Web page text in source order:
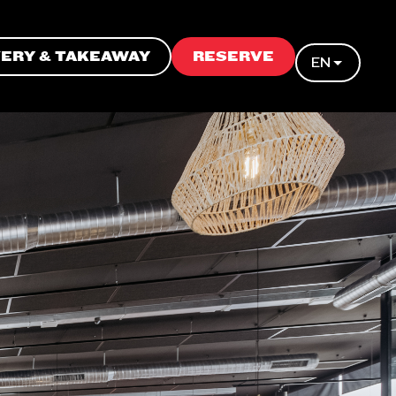
& TAKEAWAY RESERVE EN